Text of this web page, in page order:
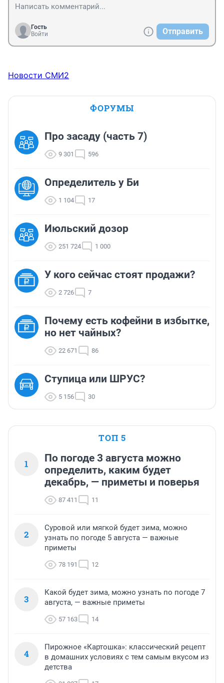
Гость
Войти
Отправить
Новости СМИ2
ФОРУМЫ
Про засаду (часть 7)
9 301 596
Определитель у Би
1 104 17
Июльский дозор
251 724 1 000
У кого сейчас стоят продажи?
2 726 7
Почему есть кофейни в избытке,
но нет чайных?
22 671 86
Ступица или ШРУС?
5 156 30
ТОП 5
1
По погоде 3 августа можно
определить, каким будет
декабрь, — приметы и поверья
87 411 11
2
Суровой или мягкой будет зима, можно
узнать по погоде 5 августа — важные
приметы
78 191 12
3
Какой будет зима, можно узнать по погоде 7
августа, — важные приметы
57 163 14
4
Пирожное «Картошка»: классический рецепт
в домашних условиях с тем самым вкусом из
детства